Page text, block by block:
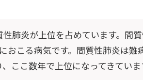
肺炎が上位を占めています。間
おこる病気です。間質性肺炎は
ここ数年で上位になってきていま